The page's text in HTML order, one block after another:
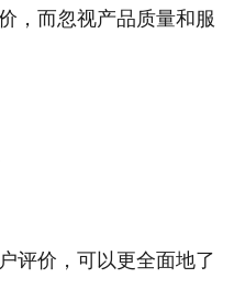
，而忽视产品质量和服
价，可以更全面地了